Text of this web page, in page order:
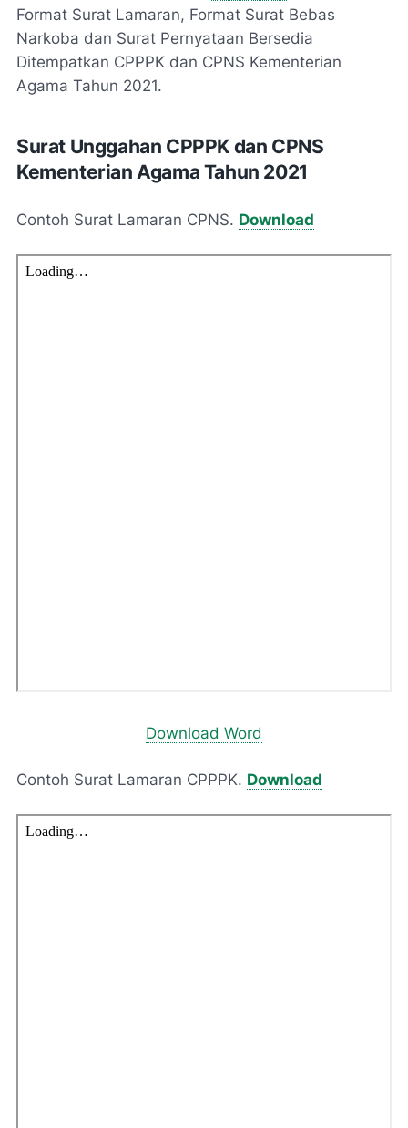
Format Surat Lamaran, Format Surat Bebas
Narkoba dan Surat Pernyataan Bersedia
Ditempatkan CPPPK dan CPNS Kementerian
Agama Tahun 2021.
Surat Unggahan CPPPK dan CPNS
Kementerian Agama Tahun 2021
Contoh Surat Lamaran CPNS. Download
Download Word
Contoh Surat Lamaran CPPPK. Download